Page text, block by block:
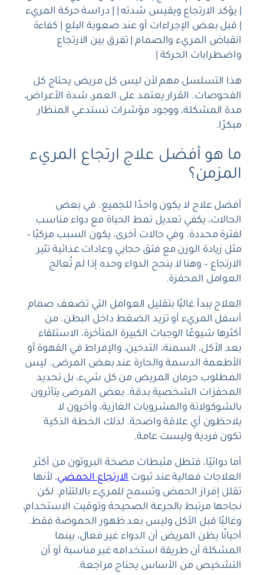
| يؤكد الارتجاع ويقيس شدته | | دراسة حركة المريء
| قبل بعض الإجراءات أو عند صعوبة البلع | كفاءة
انقباض المريء والصمام | تفرق بين الارتجاع
واضطرابات الحركة |
هذا التسلسل مهم لأن ليس كل مريض يحتاج كل
الفحوصات. القرار يعتمد على العمر، شدة الأعراض،
مدة المشكلة، ووجود مؤشرات تستدعي المنظار
مبكرًا.
ما هو أفضل علاج ارتجاع المريء
المزمن؟
أفضل علاج لا يكون واحدًا للجميع. في بعض
الحالات، يكفي تعديل نمط الحياة مع دواء مناسب
لفترة محددة. وفي حالات أخرى، يكون السبب مركبًا –
مثل زيادة الوزن مع فتق حجابي وعادات غذائية تثير
الارتجاع – وهنا لا ينجح الدواء وحده إذا لم تُعالج
العوامل المحفزة.
العلاج يبدأ غالبًا بتقليل العوامل التي تضعف صمام
أسفل المريء أو تزيد الضغط داخل البطن. من
أكثرها شيوعًا الوجبات الكبيرة المتأخرة، الاستلقاء
بعد الأكل، السمنة، التدخين، والإفراط في القهوة أو
الأطعمة الدسمة والحارة عند بعض المرضى. ليس
المطلوب حرمان المريض من كل شيء، بل تحديد
المحفزات الشخصية بدقة. بعض المرضى يتأثرون
بالشوكولاتة والمشروبات الغازية، وآخرون لا
يلاحظون أي علاقة واضحة. لذلك الخطة الذكية
تكون فردية وليست عامة.
أما دوائيًا، فتظل مثبطات مضخة البروتون من أكثر
العلاجات فعالية عند ثبوتالارتجاع الحمضي، لأنها
تقلل إفراز الحمض وتسمح للمريء بالالتئام. لكن
نجاحها مرتبط بالجرعة الصحيحة وتوقيت الاستخدام،
وغالبًا قبل الأكل وليس بعد ظهور الحموضة فقط.
أحيانًا يظن المريض أن الدواء غير فعال، بينما
المشكلة أن طريقة استخدامه غير مناسبة أو أن
التشخيص من الأساس يحتاج مراجعة.